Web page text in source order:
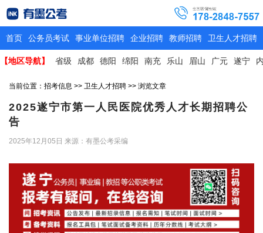
首页 公务员考试 事业单位招聘 企业招聘 教师招聘 卫生人才招聘
【地区导航】 省级 成都 德阳 绵阳 南充 乐山 眉山 广元 遂宁
当前位置： 招考信息 >> 卫生人才招聘 >> 浏览文章
2025遂宁市第一人民医院优秀人才长期招聘公
告
2025年12月05日 来源：有墨公考采编